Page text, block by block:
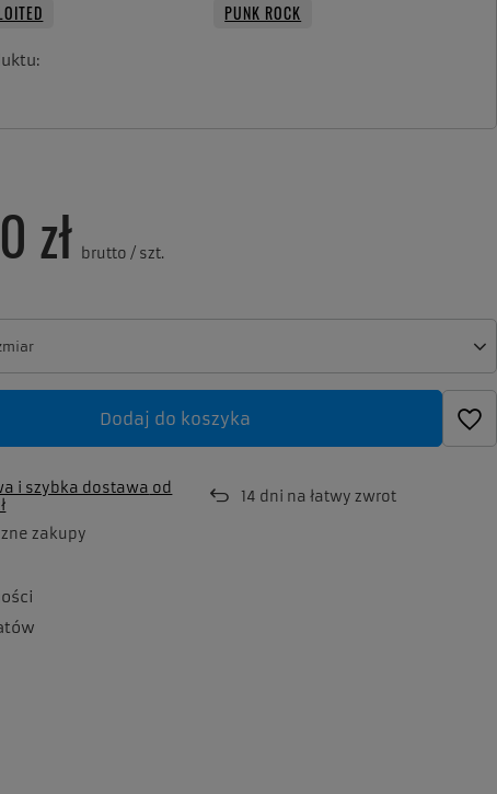
PUNK ROCK
zł brutto / szt.
Dodaj do koszyka
i szybka dostawa od
14 dni na łatwy zwrot
zakupy